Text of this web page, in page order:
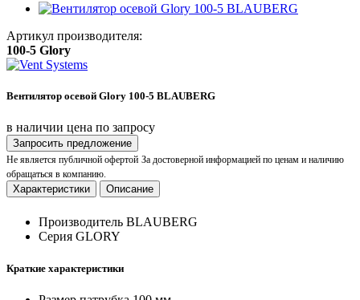
Артикул производителя:
100-5 Glory
Вентилятор осевой Glory 100-5 BLAUBERG
в наличии цена по запросу
Запросить предложение
Не является публичной офертой За достоверной информацией по ценам и наличию
обращаться в компанию.
Характеристики Описание
Производитель BLAUBERG
Серия GLORY
Краткие характеристики